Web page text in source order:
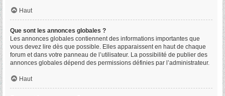
Haut
Que sont les annonces globales ?
Les annonces globales contiennent des informations importantes que
vous devez lire dès que possible. Elles apparaissent en haut de chaque
forum et dans votre panneau de l’utilisateur. La possibilité de publier des
annonces globales dépend des permissions définies par l’administrateur.
Haut